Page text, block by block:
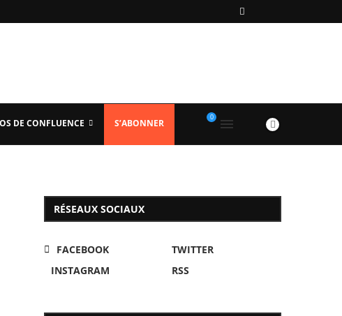
DE CONFLUENCE S’ABONNER
0
RÉSEAUX SOCIAUX
FACEBOOK
TWITTER
INSTAGRAM
RSS